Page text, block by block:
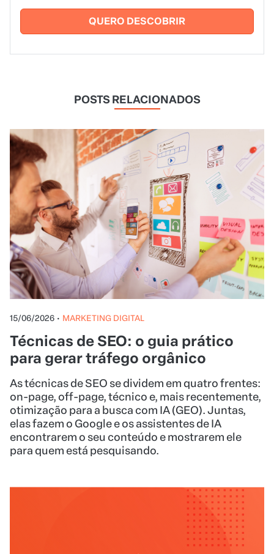
QUERO DESCOBRIR
POSTS RELACIONADOS
15/06/2026 • MARKETING DIGITAL
Técnicas de SEO: o guia prático
para gerar tráfego orgânico
As técnicas de SEO se dividem em quatro frentes:
on-page, off-page, técnico e, mais recentemente,
otimização para a busca com IA (GEO). Juntas,
elas fazem o Google e os assistentes de IA
encontrarem o seu conteúdo e mostrarem ele
para quem está pesquisando.